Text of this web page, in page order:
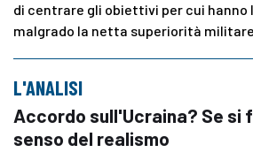
di centrare gli obiettivi per cui hanno
malgrado la netta superiorità
L'ANALISI
Accordo sull'Ucraina? Se si
senso del realismo